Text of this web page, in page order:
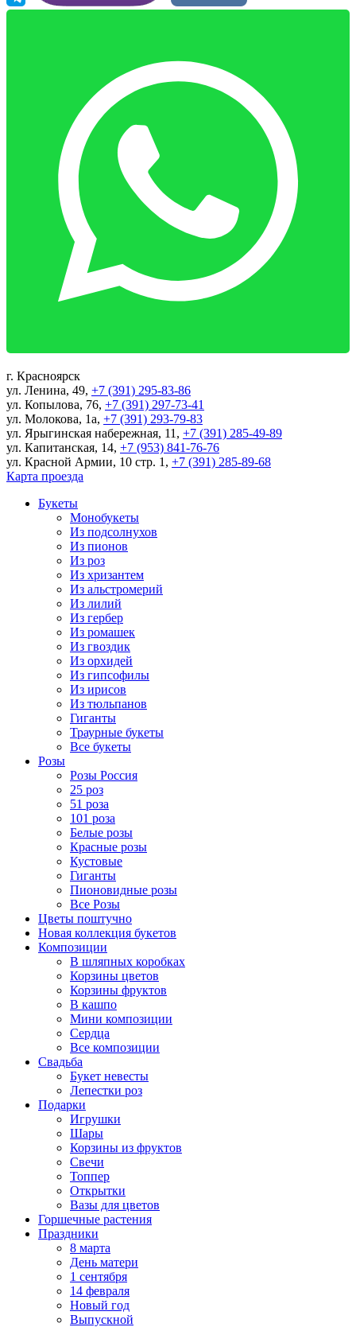
г. Красноярск
ул. Ленина, 49, +7 (391) 295-83-86
ул. Копылова, 76, +7 (391) 297-73-41
ул. Молокова, 1а, +7 (391) 293-79-83
ул. Ярыгинская набережная, 11 , +7 (391) 285-49-89
ул. Капитанская, 14, +7 (953) 841-76-76
ул. Красной Армии, 10 стр. 1 , +7 (391) 285-89-68
Карта проезда
Букеты
Монобукеты
Из подсолнухов
Из пионов
Из роз
Из хризантем
Из альстромерий
Из лилий
Из гербер
Из ромашек
Из гвоздик
Из орхидей
Из гипсофилы
Из ирисов
Из тюльпанов
Гиганты
Траурные букеты
Все букеты
Розы
Розы Россия
25 роз
51 роза
101 роза
Белые розы
Красные розы
Кустовые
Гиганты
Пионовидные розы
Все Розы
Цветы поштучно
Новая коллекция букетов
Композиции
В шляпных коробках
Корзины цветов
Корзины фруктов
В кашпо
Мини композиции
Сердца
Все композиции
Свадьба
Букет невесты
Лепестки роз
Подарки
Игрушки
Шары
Корзины из фруктов
Свечи
Топпер
Открытки
Вазы для цветов
Горшечные растения
Праздники
8 марта
День матери
1 сентября
14 февраля
Новый год
Выпускной